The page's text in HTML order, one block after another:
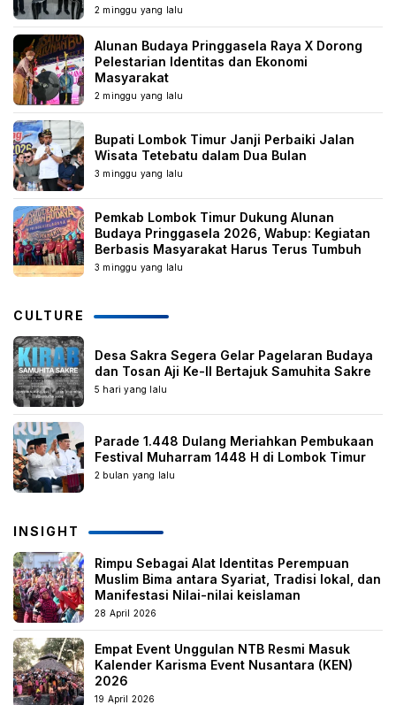
2 minggu yang lalu
Alunan Budaya Pringgasela Raya X Dorong
Pelestarian Identitas dan Ekonomi
Masyarakat
2 minggu yang lalu
Bupati Lombok Timur Janji Perbaiki Jalan
Wisata Tetebatu dalam Dua Bulan
3 minggu yang lalu
Pemkab Lombok Timur Dukung Alunan
Budaya Pringgasela 2026, Wabup: Kegiatan
Berbasis Masyarakat Harus Terus Tumbuh
3 minggu yang lalu
CULTURE
Desa Sakra Segera Gelar Pagelaran Budaya
dan Tosan Aji Ke-II Bertajuk Samuhita Sakre
5 hari yang lalu
Parade 1.448 Dulang Meriahkan Pembukaan
Festival Muharram 1448 H di Lombok Timur
2 bulan yang lalu
INSIGHT
Rimpu Sebagai Alat Identitas Perempuan
Muslim Bima antara Syariat, Tradisi lokal, dan
Manifestasi Nilai-nilai keislaman
28 April 2026
Empat Event Unggulan NTB Resmi Masuk
Kalender Karisma Event Nusantara (KEN)
2026
19 April 2026